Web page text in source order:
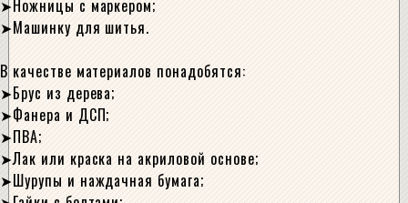
Ножницы с маркером;
Машинку для шитья.
В качестве материалов понадобятся:
Брус из дерева;
Фанера и ДСП;
ПВА;
Лак или краска на акриловой основе;
Шурупы и наждачная бумага;